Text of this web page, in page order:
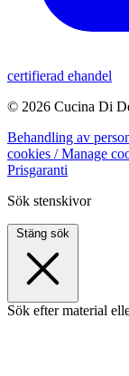
certifierad ehandel
© 2026 Cucina Di
Behandling av
cookies / Manage
Prisgaranti
Sök stenskivor
Stäng sök
Sök efter material